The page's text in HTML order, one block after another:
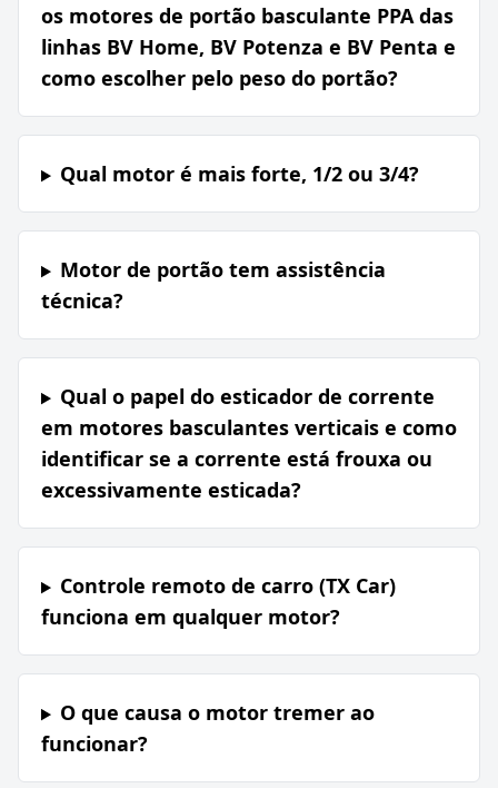
os motores de portão basculante PPA das
linhas BV Home, BV Potenza e BV Penta e
como escolher pelo peso do portão?
Qual motor é mais forte, 1/2 ou 3/4?
Motor de portão tem assistência
técnica?
Qual o papel do esticador de corrente
em motores basculantes verticais e como
identificar se a corrente está frouxa ou
excessivamente esticada?
Controle remoto de carro (TX Car)
funciona em qualquer motor?
O que causa o motor tremer ao
funcionar?